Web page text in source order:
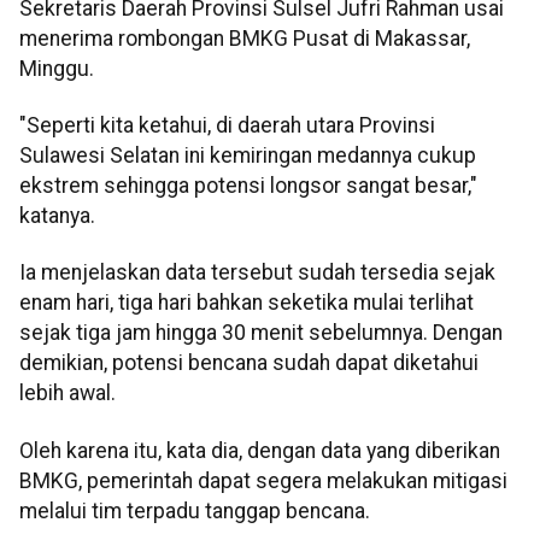
Sekretaris Daerah Provinsi Sulsel Jufri Rahman usai
menerima rombongan BMKG Pusat di Makassar,
Minggu.
"Seperti kita ketahui, di daerah utara Provinsi
Sulawesi Selatan ini kemiringan medannya cukup
ekstrem sehingga potensi longsor sangat besar,"
katanya.
Ia menjelaskan data tersebut sudah tersedia sejak
enam hari, tiga hari bahkan seketika mulai terlihat
sejak tiga jam hingga 30 menit sebelumnya. Dengan
demikian, potensi bencana sudah dapat diketahui
lebih awal.
Oleh karena itu, kata dia, dengan data yang diberikan
BMKG, pemerintah dapat segera melakukan mitigasi
melalui tim terpadu tanggap bencana.